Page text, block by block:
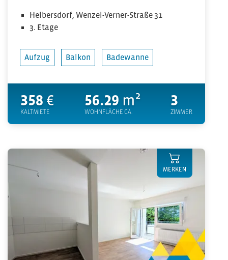
Helbersdorf, Wenzel-Verner-Straße 31
3. Etage
Aufzug Balkon Badewanne
358 €
KALTMIETE
56.29 m²
WOHNFLÄCHE CA.
3
ZIMMER
MERKEN